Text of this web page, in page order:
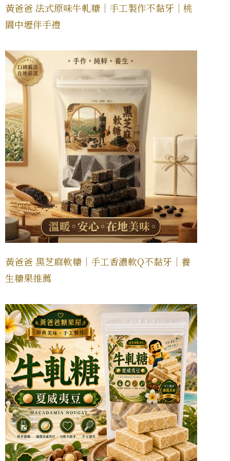
黃爸爸 法式原味牛軋糖｜手工製作不黏牙｜桃
園中壢伴手禮
黃爸爸 黑芝麻軟糖｜手工香濃軟Q不黏牙｜養
生糖果推薦